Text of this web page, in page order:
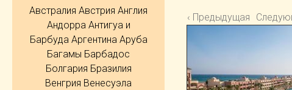
‹ Предыдущая
Австралия Австрия Англия
Андорра Антигуа и
Барбуда Аргентина Аруба
Багамы Барбадос
Болгария Бразилия
Венгрия Венесуэла